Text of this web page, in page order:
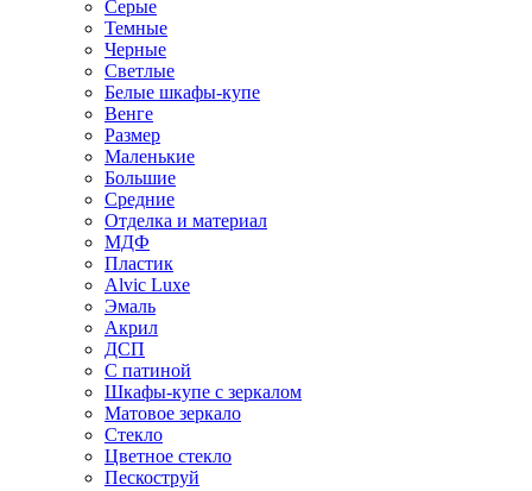
Серые
Темные
Черные
Светлые
Белые шкафы-купе
Венге
Размер
Маленькие
Большие
Средние
Отделка и материал
МДФ
Пластик
Alvic Luxe
Эмаль
Акрил
ДСП
С патиной
Шкафы-купе с зеркалом
Матовое зеркало
Стекло
Цветное стекло
Пескоструй